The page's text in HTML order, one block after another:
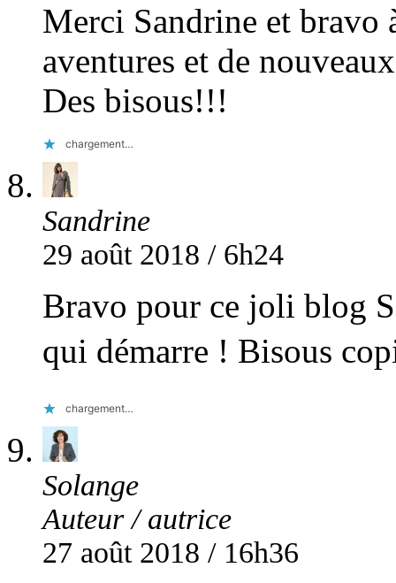
Merci Sandrine et bravo
aventures et de
Des bisous!!!
chargement…
Sandrine
29 août 2018 / 6h24
Bravo pour ce joli blog
qui démarre ! Bisous
chargement…
Solange
Auteur / autrice
27 août 2018 / 16h36